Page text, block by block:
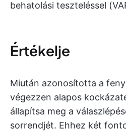
behatolási teszteléssel
Értékelje
Miután azonosította a
végezzen alapos
állapítsa meg a
sorrendjét. Ehhez két